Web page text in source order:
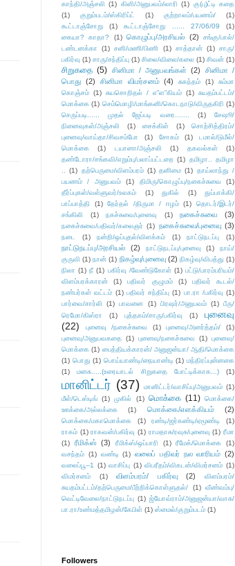
காந்தி/அஞ்சலி (1) கிளி/அனுபவம்/லாரி (1) கு(பு)ட்டி கதை
(1)
குறும்படம்/ஸ்கிரிப்ட் (1) குற்றாலம்/பயணம்/
(1)
கூட்டாஞ்சோறு
(1) கூட்டாஞ்சோறு ...... 27/06/09
(1)
கையா? காதா?
(1) கொழுப்பு/அரசியல் (2)
சங்கு/பால்/
டண்டனக்கா
(1) சனி/மணி/பிணி (1) சாத்தான் (1) சாரு/
பகிர்வு (1) சாரு/சந்திப்பு (1) சிலை/விலை/கலை (1) சிவன் (1)
சிறுகதை (5) சினிமா / அனுபவங்கள் (2)
சினிமா /
பொது (2) சினிமா விமர்சனம் (4) சுகந்தம் (1)
சும்மா
கொஞ்சம் (1) சுயசொறிதல் / எ”ள”கியம் (1) சுயதம்பட்டம்/
மொக்கை (1) செம்மொழி/மாங்கனி/கொடநாடு/விருதகிரி (1)
செருப்படி...... முதல் ஜேப்படி வரை.......
(1)
சேஷூ/
நினைவுகள்/அஞ்சலி
(1) சைக்கிள் (1)
சொற்சித்திரம்/
புனைவு/வாய்தா/சிவசம்போ
(1) சோகம் (1)
டமால்/டுமீல்/
மொக்கை
(1) டயானா/அஞ்சலி (1) தகவல்கள்
(1)
தண்டோரா/சங்கவி/எறும்பு/பலாப்பட்டறை (1) தமிழா.. தமிழா
.. (1) தற்பெருமை/விளம்பரம் (1) தனிமை (1) தாய்லாந்து /
பயணம் / அனுபவம்
(1) திமிரு/கொழுப்பு/நகைச்சுவை
(1)
தீர்ப்புகள்/வள்ளுவர்/உலகம்
(1) துகில் (1)
துப்பாக்கி/
பாப்பாத்தி
(1) தேர்தல் /திருமா / ஈழம் (1)
தொடர்/இடர்/
சங்கிலி
(1) நகச்சுவை/புனைவு (1) நகைச்சுவை (3)
நகைச்சுவை/பதிவர்/கலைஞர் (1) நகைச்சுவை/புனைவு (3)
நடை (1) நன்றி/ஒப்புதல்/விளக்கம் (1) நாட்டுநடப்பு (1)
நாட்டுநடப்பு/அரசியல் (2) நாட்டுநடப்பு/புனைவு (1)
நாய்/
குருவி (1) நான் (1) நிகழ்வு/புனைவு (2) நிகழ்வு/விபத்து (1)
நிலா (1) நீ (1) பகிர்வு /வேண்டுகோள் (1) பட்டு/பாரம்பரியம்/
விளம்பரக்காரன்
(1) பதிவர் குழுமம் (1)
பதிவர் கூடல்/
நண்பர்கள் வட்டம் (1) பதிவர் சந்திப்பு (1) பா.ரா /பகிர்வு (1)
பார்வை/சார்லி
(1) பாவனை (1) பிரஷர்/அனுபவம் (1) பீரு/
ரெமோ/கிஸ்ரா
(1) புத்தகம்/சாரு/பகிர்வு (1)
புனைவு
(22)
புனைவு /நகைச்சுவை (1) புனைவு/அனர்த்தம்/
(1)
புனைவு/அனுபவகதை (1) புனைவு/நகைச்சுவை (1) புனைவு/
மொக்கை (1) பைத்தியக்காரன்/ அனுஜன்யா/ ஆதி/மொக்கை
(1) பொது (1) பொய்யாண்டி/நையாண்டி (1) மந்திரப்புன்னகை
(1)
மனசு.....(உரையாடல் சிறுகதை போட்டிக்காக...) (1)
மானிட்டர் (37) மானிட்டர்/வாசிப்பு/அனுபவம் (1)
மீள்/டெஸ்டிங் (1) முகில் (1) மொக்கை (11) மொக்கை/
ஊக்கை/அல்லக்கை
(1) மொக்கை/எளக்கியம் (2)
மொக்கை/மகாமொக்கை (1) ரண்டி/ஜர்கண்டி/ஏமூண்டி
(1)
ராகம் (1) ராகவன்/பகிர்வு (1) ராமதாசு/ரவுசு/புனைவு (1) ரீமா
(1)
ரீமிக்ஸ் (3) ரீமிக்ஸ்/ஒப்பாரி (1) ரீமேக்/மொக்கை
(1)
வசந்தம் (1) வண்டி (1) வலைப் பதிவர் நல வாரியம் (2)
வலைப்பூ--1 (1) வாசிப்பு (1) விபரீதம்/விகடன்/விமர்சனம் (1)
விமர்சனம்
(1) விளம்பரம்/ பகிர்வு (2)
விளம்பரம்/
சுயதம்பட்டம்/தற்பெருமை/பீற்றிக்கொள்ளுதல்/
(1) வீண்வம்பு/
வெட்டிவேலை/நாட்டுநடப்பு (1) ஜ்யோவ்ராம்/அனுஜன்யா/வாசு/
பா.ரா/உண்மத்தமிழன்/கேபிள் (1) ஸ்மைல்/குறும்படம் (1)
Followers